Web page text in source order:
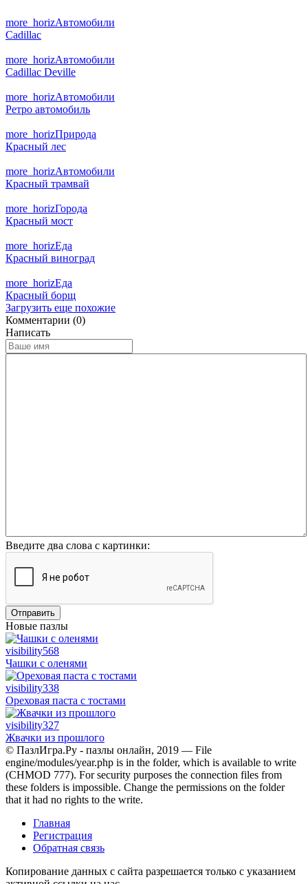
more_horizАвтомобили
Cadillac
more_horizАвтомобили
Cadillac Deville
more_horizАвтомобили
Ретро автомобиль
more_horizПрирода
Красный лес
more_horizАвтомобили
Красный трамвай
more_horizГорода
Красный мост
more_horizЕда
Красный виноград
more_horizЕда
Красный борщ
Загрузить еще похожие
Комментарии (0)
Написать
Введите два слова с картинки:
Отправить
Новые пазлы
visibility568
Чашки с оленями
visibility338
Ореховая паста с тостами
visibility327
Жвачки из прошлого
© ПазлИгра.Ру - пазлы онлайн, 2019 — File
engine/modules/year.php is in the folder, which is available to write
(CHMOD 777). For security purposes the connection files from
these folders is impossible. Change the permissions on the folder
that it had no rights to the write.
Главная
Регистрация
Обратная связь
Копирование данных с сайта разрешается только с указанием